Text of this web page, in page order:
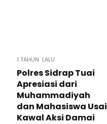
1 TAHUN LALU
Polres Sidrap Tuai
Apresiasi dari
Muhammadiyah
dan Mahasiswa Usai
Kawal Aksi Damai